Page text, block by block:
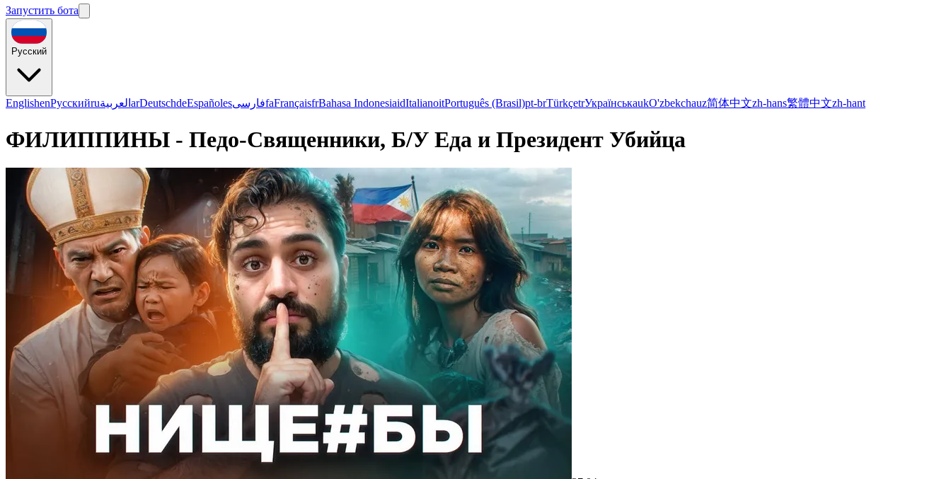
Запустить бота
Русский
EnglishenРусскийruالعربية arDeutschdeEspañolesفارسیfaFrançaisfrBahasa IndonesiaidItalianoitPortuguês (Brasil)pt-brTürkçetrУкраїнськаukO'zbekchauz简体中文zh-hans繁體中文zh-hant
ФИЛИППИНЫ - Педо-Священники, Б/У Еда и Президент Убийца